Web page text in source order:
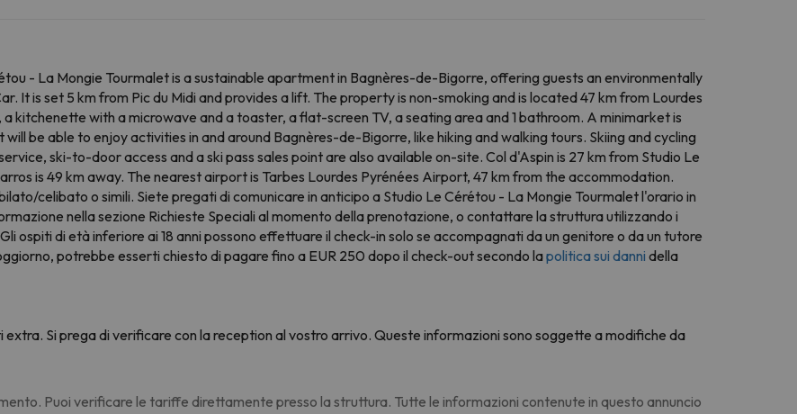
- La Mongie Tourmalet is a sustainable apartment in Bagnères-de-Bigorre, offering guests an environmentally
It is set 5 km from Pic du Midi and provides a lift. The property is non-smoking and is located 47 km from Lourdes
kitchenette with a microwave and a toaster, a flat-screen TV, a seating area and 1 bathroom. A minimarket is
be able to enjoy activities in and around Bagnères-de-Bigorre, like hiking and walking tours. Skiing and cycling
ski-to-door access and a ski pass sales point are also available on-site. Col d'Aspin is 27 km from Studio Le
is 49 km away. The nearest airport is Tarbes Lourdes Pyrénées Airport, 47 km from the accommodation.
celibato o simili. Siete pregati di comunicare in anticipo a Studio Le Cérétou - La Mongie Tourmalet l'orario in
nella sezione Richieste Speciali al momento della prenotazione, o contattare la struttura utilizzando i
ospiti di età inferiore ai 18 anni possono effettuare il check-in solo se accompagnati da un genitore o da un tutore
potrebbe esserti chiesto di pagare fino a EUR 250 dopo il check-out secondo lapolitica sui danni della
Si prega di verificare con la reception al vostro arrivo. Queste informazioni sono soggette a modifiche da
Puoi verificare le tariffe direttamente presso la struttura. Tutte le informazioni contenute in questo annuncio